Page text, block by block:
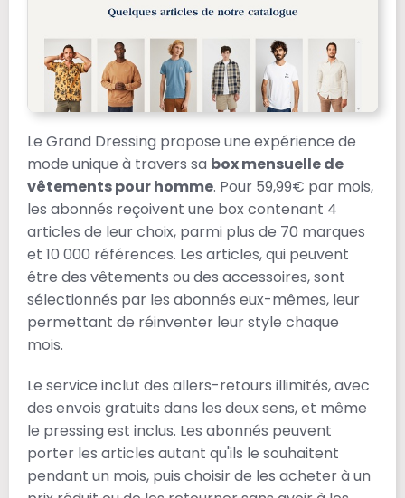
Le Grand Dressing propose une expérience de
mode unique à travers sa box mensuelle de
vêtements pour homme. Pour 59,99€ par mois,
les abonnés reçoivent une box contenant 4
articles de leur choix, parmi plus de 70 marques
et 10 000 références. Les articles, qui peuvent
être des vêtements ou des accessoires, sont
sélectionnés par les abonnés eux-mêmes, leur
permettant de réinventer leur style chaque
mois.
Le service inclut des allers-retours illimités, avec
des envois gratuits dans les deux sens, et même
le pressing est inclus. Les abonnés peuvent
porter les articles autant qu'ils le souhaitent
pendant un mois, puis choisir de les acheter à un